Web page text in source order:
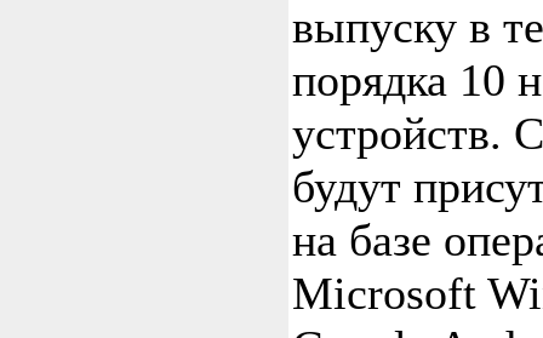
выпуску в
порядка 10
устройств.
будут
на базе
Microsoft